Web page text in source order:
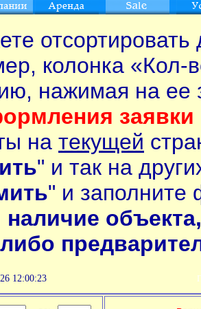
колонка «Кол-
нажимая на ее
заявки
на текущей
" и так на
" и заполните
наличие
либо
12:00:23